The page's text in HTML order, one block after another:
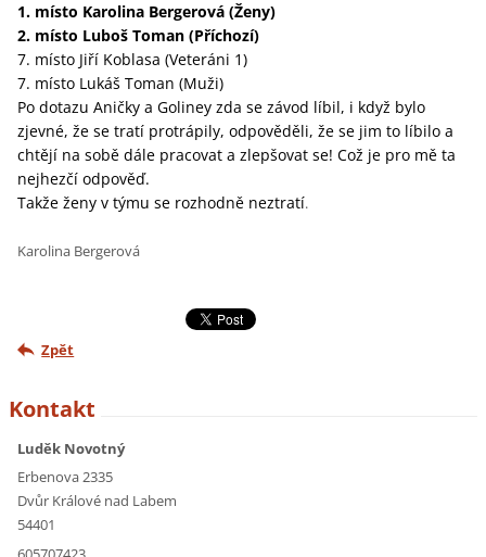
1. místo Karolina Bergerová (Ženy)
2. místo Luboš Toman (Příchozí)
7. místo Jiří Koblasa (Veteráni 1)
7. místo Lukáš Toman (Muži)
Po dotazu Aničky a Goliney zda se závod líbil, i když bylo
zjevné, že se tratí protrápily, odpověděli, že se jim to líbilo a
chtějí na sobě dále pracovat a zlepšovat se! Což je pro mě ta
nejhezčí odpověď.
Takže ženy v týmu se rozhodně neztratí.
Karolina Bergerová
Zpět
Kontakt
Luděk Novotný
Erbenova 2335
Dvůr Králové nad Labem
54401